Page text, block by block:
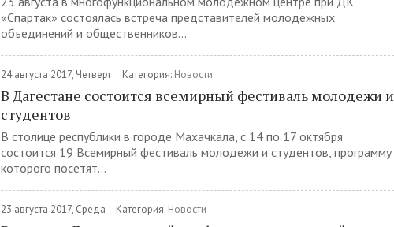
«Спартак» состоялась встреча представителей молодежных
объединений и общественников...
24 августа 2017, Четверг Категория: Новости
В Дагестане состоится всемирный фестиваль молодежи и
студентов
В столице республики в городе Махачкала, с 14 по 17 октября
состоится 19 Всемирный фестиваль молодежи и студентов, программу
которого посетят...
23 августа 2017, Среда Категория: Новости